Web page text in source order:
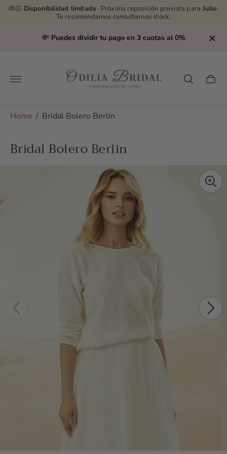
👰🏻 Disponibilidad limitada · Próxima reposición prevista para Julio·
Te recomendamos consultarnos stock.
💸 Puedes dividir tu pago en 3 cuotas al 0%
Store
logo"
Cart
Home / Bridal Bolero Berlin
Bridal Bolero Berlin